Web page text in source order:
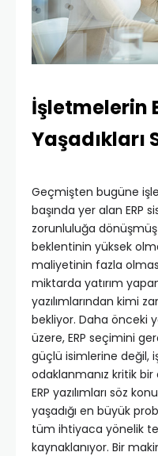
İşletmelerin
Yaşadıkları
Geçmişten bugüne
başında yer alan ERP
zorunluluğa dönüşmüş
beklentinin yüksek
maliyetinin fazla
miktarda yatırım
yazılımlarından kimi
bekliyor. Daha önceki
üzere, ERP seçimini
güçlü isimlerine değil,
odaklanmanız kritik bir
ERP yazılımları söz
yaşadığı en büyük
tüm ihtiyaca yönelik
kaynaklanıyor. Bir